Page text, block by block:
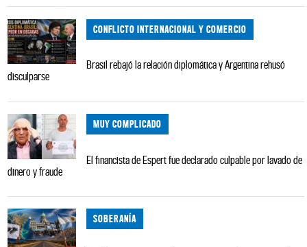
CONFLICTO INTERNACIONAL Y COMERCIO
Brasil rebajó la relación diplomática y Argentina rehusó
disculparse
MUY COMPLICADO
El financista de Espert fue declarado culpable por lavado de
dinero y fraude
SOBERANÍA